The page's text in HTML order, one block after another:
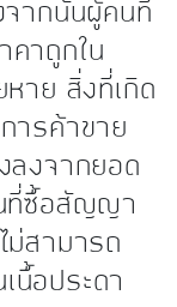
จากนั้นผู้คนที่
คาถูกใน
หาย สิ่งที่เกิด
ารค้าขาย
ลงจากยอด
ที่ซื้อสัญญา
ม่สามารถ
นื้อประดา